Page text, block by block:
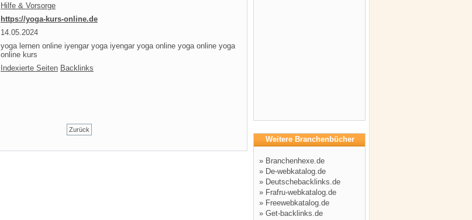
Hilfe & Vorsorge
https://yoga-kurs-online.de
14.05.2024
yoga lernen online iyengar yoga iyengar yoga online yoga online yoga
online kurs
Indexierte Seiten Backlinks
Zurück
Weitere Branchenbücher
» Branchenhexe.de
» De-webkatalog.de
» Deutschebacklinks.de
» Frafru-webkatalog.de
» Freewebkatalog.de
» Get-backlinks.de